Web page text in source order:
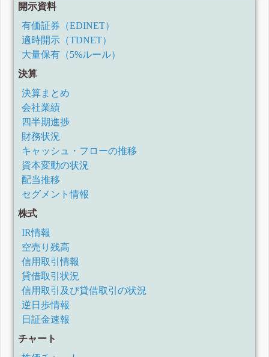
開示資料
有価証券（EDINET）
適時開示（TDNET）
大量保有（5%ルール）
決算
決算まとめ
会社業績
四半期進捗
財務状況
キャッシュ・フローの推移
資本変動の状況
配当推移
セグメント情報
株式
IR情報
空売り残高
信用取引情報
貸借取引状況
信用取引及び貸借取引の状況
逆日歩情報
日証金速報
チャート